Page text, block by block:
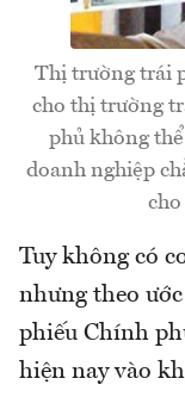
Thị trường trái
cho thị trường
phủ không
doanh nghiệp
Tuy không có
nhưng theo
phiếu Chính
hiện nay vào